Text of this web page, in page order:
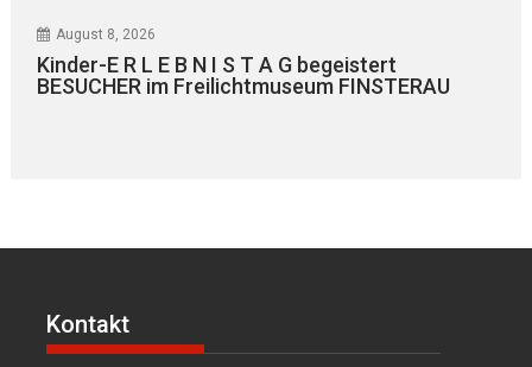
August 8, 2026
Kinder-E R L E B N I S T A G begeistert
BESUCHER im Freilichtmuseum FINSTERAU
Kontakt